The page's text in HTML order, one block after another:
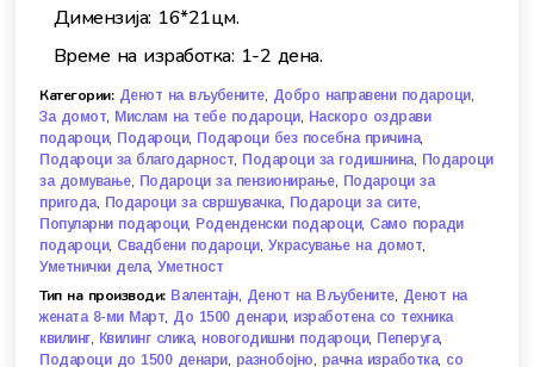
Димензија: 16*21цм.
Време на изработка: 1-2 дена.
Категории: Денот на вљубените, Добро направени подароци,
За домот, Мислам на тебе подароци, Наскоро оздрави
подароци, Подароци, Подароци без посебна причина,
Подароци за благодарност, Подароци за годишнина, Подароци
за домување, Подароци за пензионирање, Подароци за
пригода, Подароци за свршувачка, Подароци за сите,
Популарни подароци, Роденденски подароци, Само поради
подароци, Свадбени подароци, Украсување на домот,
Уметнички дела,Уметност
Тип на производи: Валентајн, Денот на Вљубените, Денот на
жената 8-ми Март, До 1500 денари, изработена со техника
квилинг, Квилинг слика, новогодишни подароци, Пеперуга,
Подароци до 1500 денари, разнобојно, рачна изработка, со